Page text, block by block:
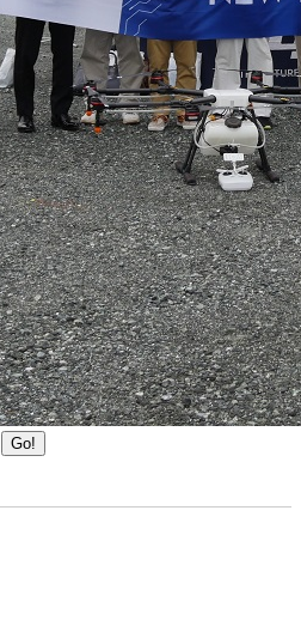
Go!